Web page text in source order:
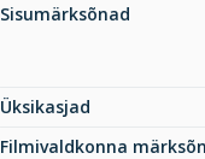
Sisumärksõnad
Üksikasjad
Filmivaldkonna